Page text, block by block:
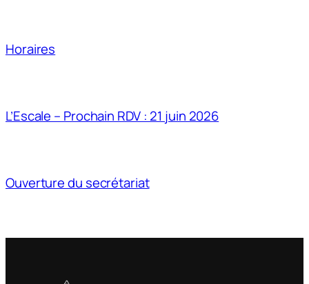
Horaires
L’Escale – Prochain RDV : 21 juin 2026
Ouverture du secrétariat